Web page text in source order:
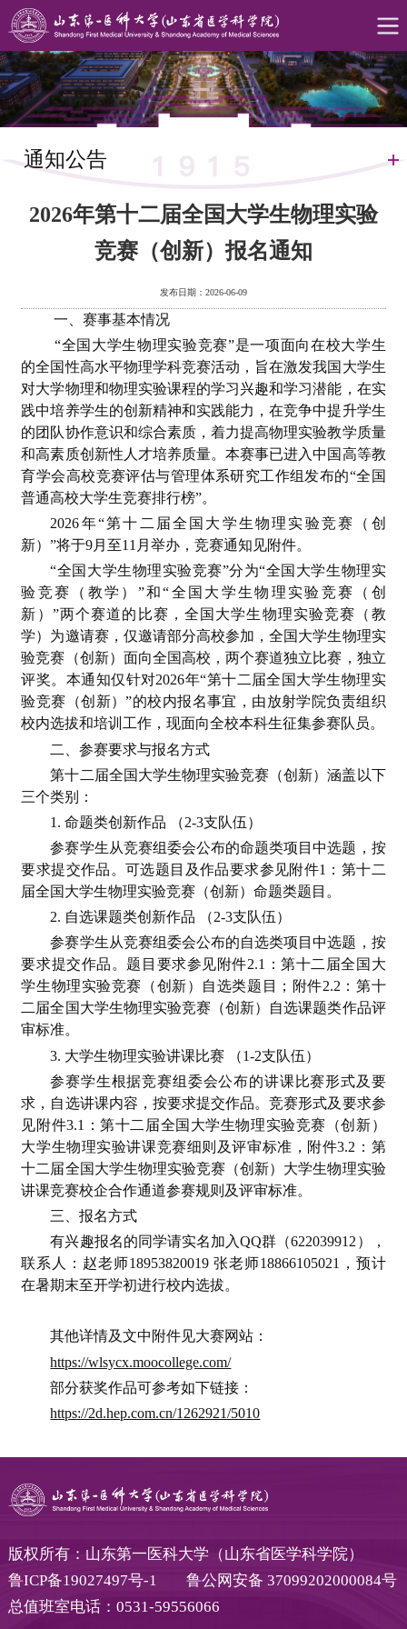
通知公告
2026年第十二届全国大学生物理实验
竞赛（创新）报名通知
发布日期：2026-06-09
一、赛事基本情况
“全国大学生物理实验竞赛”是一项面向在校大学生
的全国性高水平物理学科竞赛活动，旨在激发我国大学生
对大学物理和物理实验课程的学习兴趣和学习潜能，在实
践中培养学生的创新精神和实践能力，在竞争中提升学生
的团队协作意识和综合素质，着力提高物理实验教学质量
和高素质创新性人才培养质量。本赛事已进入中国高等教
育学会高校竞赛评估与管理体系研究工作组发布的“全国
普通高校大学生竞赛排行榜”。
2026年“第十二届全国大学生物理实验竞赛（创
新）”将于9月至11月举办，竞赛通知见附件。
“全国大学生物理实验竞赛”分为“全国大学生物理实
验竞赛（教学）”和“全国大学生物理实验竞赛（创
新）”两个赛道的比赛，全国大学生物理实验竞赛（教
学）为邀请赛，仅邀请部分高校参加，全国大学生物理实
验竞赛（创新）面向全国高校，两个赛道独立比赛，独立
评奖。本通知仅针对2026年“第十二届全国大学生物理实
验竞赛（创新）”的校内报名事宜，由放射学院负责组织
校内选拔和培训工作，现面向全校本科生征集参赛队员。
二、参赛要求与报名方式
第十二届全国大学生物理实验竞赛（创新）涵盖以下
三个类别：
1. 命题类创新作品 （2-3支队伍）
参赛学生从竞赛组委会公布的命题类项目中选题，按
要求提交作品。可选题目及作品要求参见附件1：第十二
届全国大学生物理实验竞赛（创新）命题类题目。
2. 自选课题类创新作品 （2-3支队伍）
参赛学生从竞赛组委会公布的自选类项目中选题，按
要求提交作品。题目要求参见附件2.1：第十二届全国大
学生物理实验竞赛（创新）自选类题目；附件2.2：第十
二届全国大学生物理实验竞赛（创新）自选课题类作品评
审标准。
3. 大学生物理实验讲课比赛 （1-2支队伍）
参赛学生根据竞赛组委会公布的讲课比赛形式及要
求，自选讲课内容，按要求提交作品。竞赛形式及要求参
见附件3.1：第十二届全国大学生物理实验竞赛（创新）
大学生物理实验讲课竞赛细则及评审标准，附件3.2：第
十二届全国大学生物理实验竞赛（创新）大学生物理实验
讲课竞赛校企合作通道参赛规则及评审标准。
三、报名方式
有兴趣报名的同学请实名加入QQ群（622039912），
联系人：赵老师18953820019 张老师18866105021，预计
在暑期末至开学初进行校内选拔。
其他详情及文中附件见大赛网站：
https://wlsycx.moocollege.com/
部分获奖作品可参考如下链接：
https://2d.hep.com.cn/1262921/5010
版权所有：山东第一医科大学（山东省医学科学院）
鲁ICP备19027497号-1
鲁公网安备 37099202000084号
总值班室电话：0531-59556066